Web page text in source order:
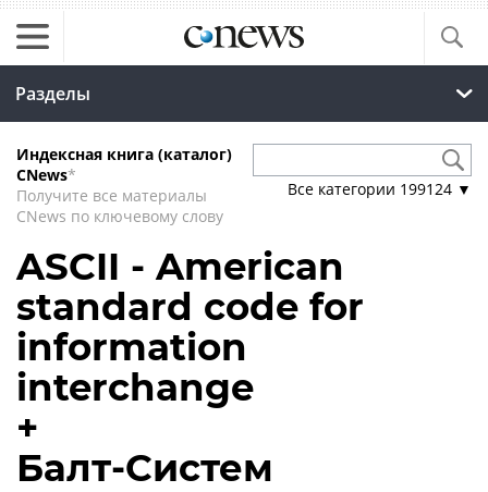
Разделы
Индексная книга (каталог)
CNews*
Получите все материалы
CNews по ключевому слову
Все категории 199124 ▼
ASCII - American
standard code for
information
interchange
+
Балт-Систем